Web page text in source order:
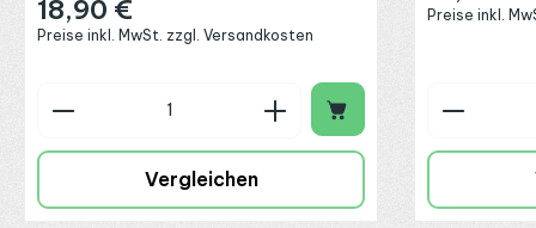
Regulärer Preis:
18,90 €
Preise inkl. MwSt. zzgl. Versandkosten
Produkt Anzahl: Gib den
Vergleichen
Preise inkl.